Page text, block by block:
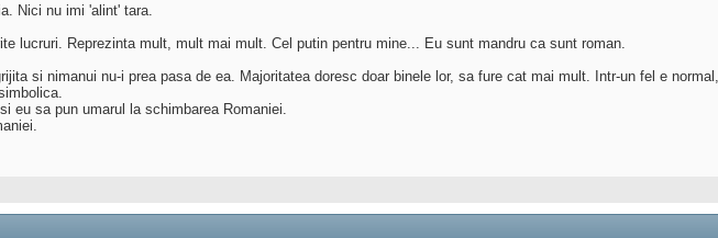
Nici nu imi 'alint' tara.
lucruri. Reprezinta mult, mult mai mult. Cel putin pentru mine... Eu sunt mandru ca sunt roman.
si nimanui nu-i prea pasa de ea. Majoritatea doresc doar binele lor, sa fure cat mai mult. Intr-un fel e
eu sa pun umarul la schimbarea Romaniei.